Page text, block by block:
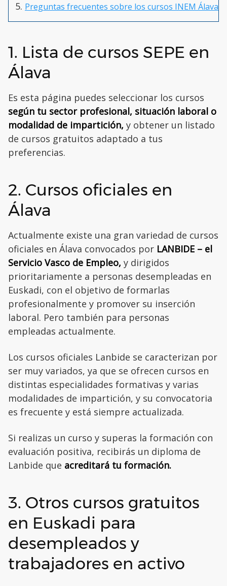
Preguntas frecuentes sobre los cursos INEM Álava
1. Lista de cursos SEPE en
Álava
Es esta página puedes seleccionar los cursos
según tu sector profesional, situación laboral o
modalidad de impartición, y obtener un listado
de cursos gratuitos adaptado a tus
preferencias.
2. Cursos oficiales en
Álava
Actualmente existe una gran variedad de cursos
oficiales en Álava convocados por LANBIDE – el
Servicio Vasco de Empleo, y dirigidos
prioritariamente a personas desempleadas en
Euskadi, con el objetivo de formarlas
profesionalmente y promover su inserción
laboral. Pero también para personas
empleadas actualmente.
Los cursos oficiales Lanbide se caracterizan por
ser muy variados, ya que se ofrecen cursos en
distintas especialidades formativas y varias
modalidades de impartición, y su convocatoria
es frecuente y está siempre actualizada.
Si realizas un curso y superas la formación con
evaluación positiva, recibirás un diploma de
Lanbide que acreditará tu formación.
3. Otros cursos gratuitos
en Euskadi para
desempleados y
trabajadores en activo